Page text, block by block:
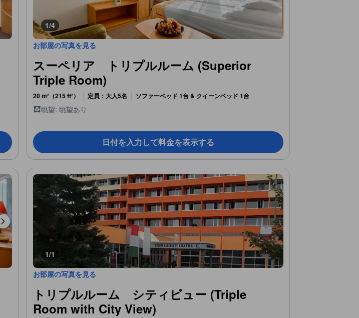
1/4
お部屋の写真を見る
スーペリア トリプルルーム (Superior
Triple Room)
20 m²（215 ft²） 定員：大人5名 ソファーベッド 1台 & クイーンベッド 1台
眺望: 眺望あり
日付を入力して料金を表示する
1/1
お部屋の写真を見る
トリプルルーム シティビュー (Triple
Room with City View)